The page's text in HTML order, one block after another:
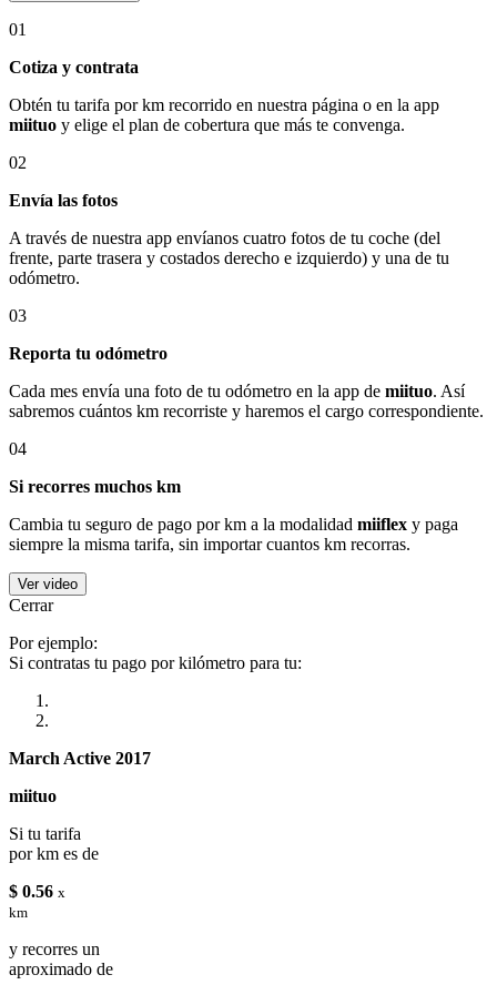
01
Cotiza y contrata
Obtén tu tarifa por km recorrido en nuestra página o en la app
miituo y elige el plan de cobertura que más te convenga.
02
Envía las fotos
A través de nuestra app envíanos cuatro fotos de tu coche (del
frente, parte trasera y costados derecho e izquierdo) y una de tu
odómetro.
03
Reporta tu odómetro
Cada mes envía una foto de tu odómetro en la app de miituo. Así
sabremos cuántos km recorriste y haremos el cargo correspondiente.
04
Si recorres muchos km
Cambia tu seguro de pago por km a la modalidad miiflex y paga
siempre la misma tarifa, sin importar cuantos km recorras.
Ver video
Cerrar
Por ejemplo:
Si contratas tu pago por kilómetro para tu:
March Active 2017
miituo
Si tu tarifa
por km es de
$ 0.56 x
km
y recorres un
aproximado de